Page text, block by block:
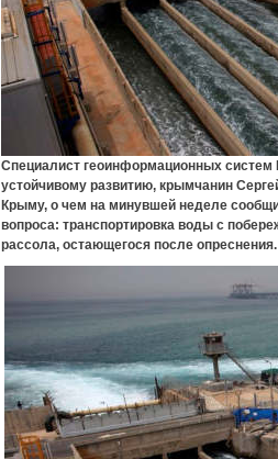
Специалист геоинформационных систем
устойчивому развитию, крымчанин
Крыму, о чем на минувшей неделе
вопроса: транспортировка воды с
рассола, остающегося после опреснения.